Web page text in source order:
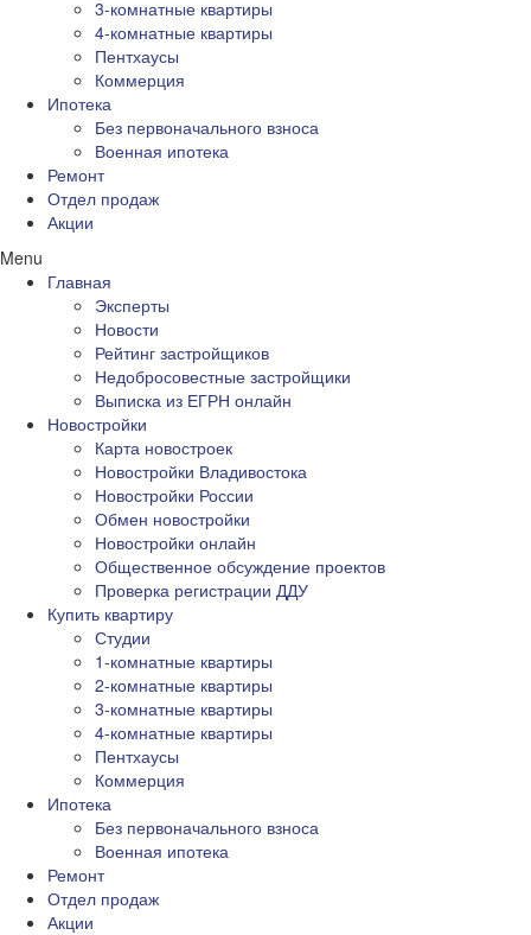
3-комнатные квартиры
4-комнатные квартиры
Пентхаусы
Коммерция
Ипотека
Без первоначального взноса
Военная ипотека
Ремонт
Отдел продаж
Акции
Menu
Главная
Эксперты
Новости
Рейтинг застройщиков
Недобросовестные застройщики
Выписка из ЕГРН онлайн
Новостройки
Карта новостроек
Новостройки Владивостока
Новостройки России
Обмен новостройки
Новостройки онлайн
Общественное обсуждение проектов
Проверка регистрации ДДУ
Купить квартиру
Студии
1-комнатные квартиры
2-комнатные квартиры
3-комнатные квартиры
4-комнатные квартиры
Пентхаусы
Коммерция
Ипотека
Без первоначального взноса
Военная ипотека
Ремонт
Отдел продаж
Акции